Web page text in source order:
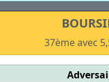
37ème avec